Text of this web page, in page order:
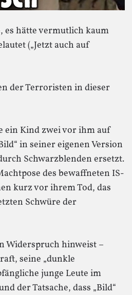
es hätte vermutlich kaum
(„Jetzt auch auf
der Terroristen in dieser
ein Kind zwei vor ihm auf
in seiner eigenen Version
Schwarzblenden ersetzt.
des bewaffneten IS-
kurz vor ihrem Tod, das
Schwüre der
Widerspruch hinweist –
seine „dunkle
junge Leute im
der Tatsache, dass „Bild“